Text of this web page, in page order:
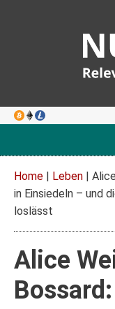
Home | Leben |
in Einsiedeln – und
loslässt
Alice